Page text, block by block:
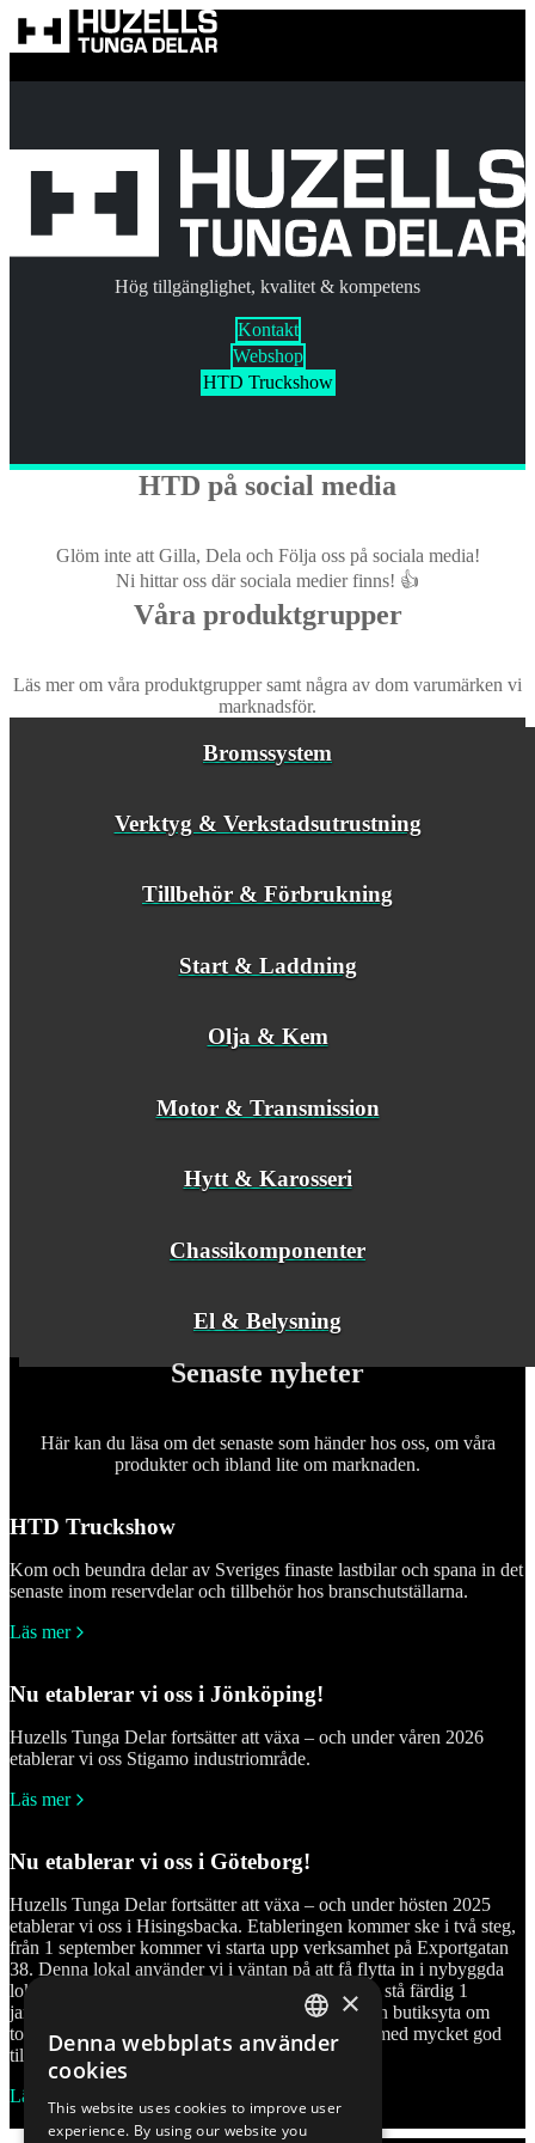
Hoppa till innehållet?
Hög tillgänglighet, kvalitet & kompetens
Kontakt
Webshop
HTD Truckshow
HTD på social media
Glöm inte att Gilla, Dela och Följa oss på sociala media!
Ni hittar oss där sociala medier finns! 👍
Våra produktgrupper
Läs mer om våra produktgrupper samt några av dom varumärken vi
marknadsför.
Bromssystem
Verktyg & Verkstadsutrustning
Tillbehör & Förbrukning
Start & Laddning
Olja & Kem
Motor & Transmission
Hytt & Karosseri
Chassikomponenter
El & Belysning
Senaste nyheter
Här kan du läsa om det senaste som händer hos oss, om våra
produkter och ibland lite om marknaden.
HTD Truckshow
Kom och beundra delar av Sveriges finaste lastbilar och spana in det
senaste inom reservdelar och tillbehör hos branschutställarna.
Läs mer
Nu etablerar vi oss i Jönköping!
Huzells Tunga Delar fortsätter att växa – och under våren 2026
etablerar vi oss Stigamo industriområde.
Läs mer
Nu etablerar vi oss i Göteborg!
Huzells Tunga Delar fortsätter att växa – och under hösten 2025
etablerar vi oss i Hisingsbacka. Etableringen kommer ske i två steg,
från 1 september kommer vi starta upp verksamhet på Exportgatan
38. Denna lokal använder vi i väntan på att få flytta in i nybyggda
lokaler på Exportgatan 33. Den lokalen förväntas stå färdig 1
januari. Anläggningen får ett modernt lager och en butiksyta om
totalt cirka 750 kvadratmeter, strategiskt belägen med mycket god
tillgänglighet för våra kunder i regionen.
Läs mer
Alla nyheter
SWEDISH
×
Denna webbplats använder
cookies
This website uses cookies to improve user
experience. By using our website you